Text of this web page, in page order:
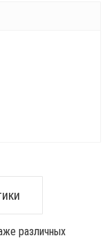
различных